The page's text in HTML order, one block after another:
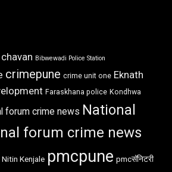
Bibwewadi Police Station
crimepune crime unit one Eknath
Faraskhana police Kondhwa
forum crime news National
forum crime news
Nitin Kenjale pmcpune pmcसॅनिटरी